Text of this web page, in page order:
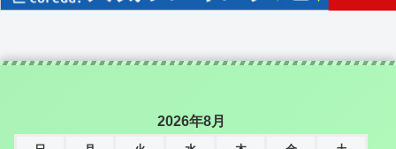
2026年8月